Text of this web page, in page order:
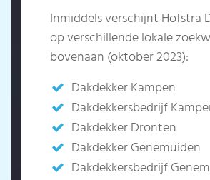
Inmiddels verschijnt Hofstra
op verschillende lokale
bovenaan (oktober 2023):
Dakdekker Kampen
Dakdekkersbedrijf
Dakdekker Dronten
Dakdekker Genemuiden
Dakdekkersbedrijf